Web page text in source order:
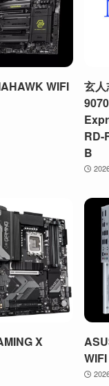
WIFI
玄
RD-
B
X
WIFI